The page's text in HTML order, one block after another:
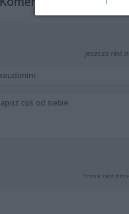
Jeszcze nikt
Formularz jest